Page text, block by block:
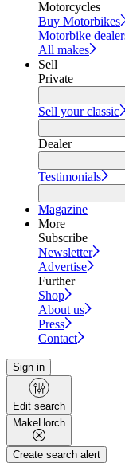
Motorcycles
Buy Motorbikes
Motorbike
All makes
Sell
Private
Sell your classic
Dealer
Testimonials
Magazine
More
Subscribe
Newsletter
Advertise
Further
Shop
About us
Press
Contact
Sign in
Edit search
MakeHorch
Create search alert